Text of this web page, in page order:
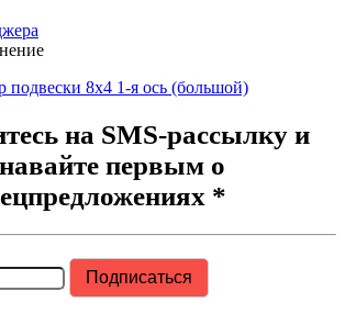
подвески 8x4 1-я ось (большой)
на SMS-рассылку и
первым о
*